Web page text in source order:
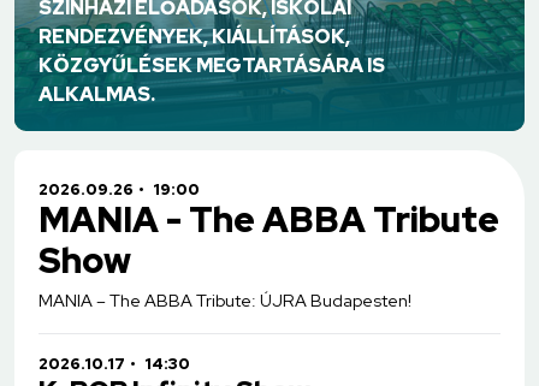
SZÍNHÁZI ELŐADÁSOK, ISKOLAI
RENDEZVÉNYEK, KIÁLLÍTÁSOK,
KÖZGYŰLÉSEK MEGTARTÁSÁRA IS
ALKALMAS.
2026.09.26 19:00
MANIA - The ABBA Tribute
Show
MANIA – The ABBA Tribute: ÚJRA Budapesten!
2026.10.17 14:30